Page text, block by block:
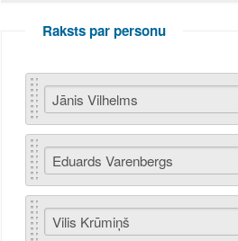
Raksts par personu